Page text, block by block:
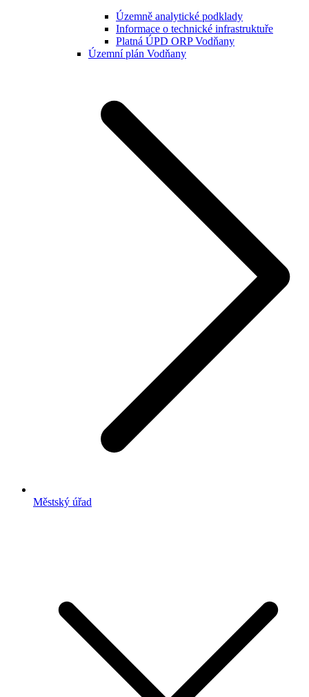
Územně analytické podklady
Informace o technické infrastruktuře
Platná ÚPD ORP Vodňany
Územní plán Vodňany
Městský úřad